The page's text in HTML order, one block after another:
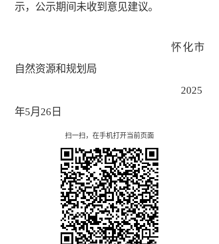
示， 公示期间未收到意见建议。
怀化市
自然资源和规划局
2025
年5月 26 日
扫一扫，在手机打开当前页面